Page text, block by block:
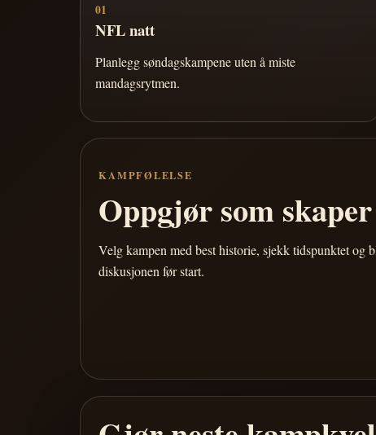
01
NFL natt
Planlegg søndagskampene uten å miste
mandagsrytmen.
KAMPFØLELSE
Oppgjør som
Velg kampen med best historie, sjekk tidspunktet og
diskusjonen før start.